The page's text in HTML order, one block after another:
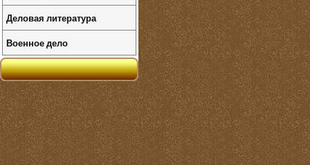
Деловая литература
Военное дело